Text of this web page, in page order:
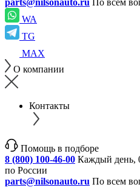
parts@nilsonauto.ru По всем
WA
TG
MAX
О компании
Контакты
Помощь в подборе
8 (800) 100-46-00 Каждый день,
по России
parts@nilsonauto.ru По всем